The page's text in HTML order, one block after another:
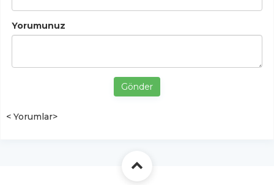
Yorumunuz
Gönder
< Yorumlar>